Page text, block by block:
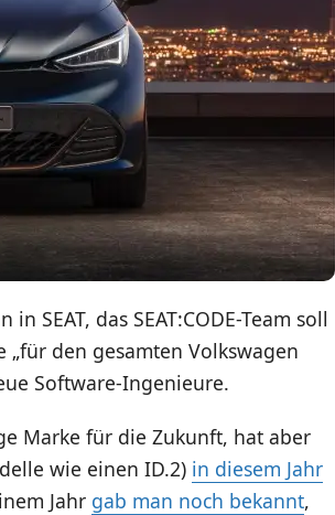
SEAT, das SEAT:CODE-Team soll
den gesamten Volkswagen
Software-Ingenieure.
Marke für die Zukunft, hat aber
wie einen ID.2) in diesem Jahr
Jahr gab man noch bekannt,